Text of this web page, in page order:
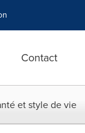
Contact
et style de vie